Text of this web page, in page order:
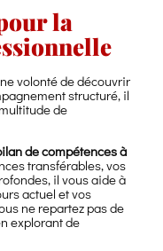
la
volonté de découvrir
structuré, il
de
de compétences à
transférables, vos
il vous aide à
actuel et vos
ne repartez pas de
explorant de